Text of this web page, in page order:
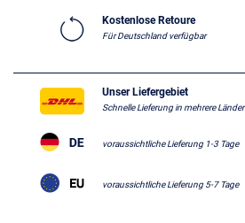
Kostenlose Retoure
Für Deutschland verfügbar
Unser Liefergebiet
Schnelle Lieferung in mehrere Länder
voraussichtliche Lieferung 1-3 Tage
voraussichtliche Lieferung 5-7 Tage